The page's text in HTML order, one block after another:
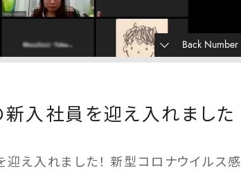
Back Number
新入社員を迎え入れました
え入れました！ 新型コロナウイルス感